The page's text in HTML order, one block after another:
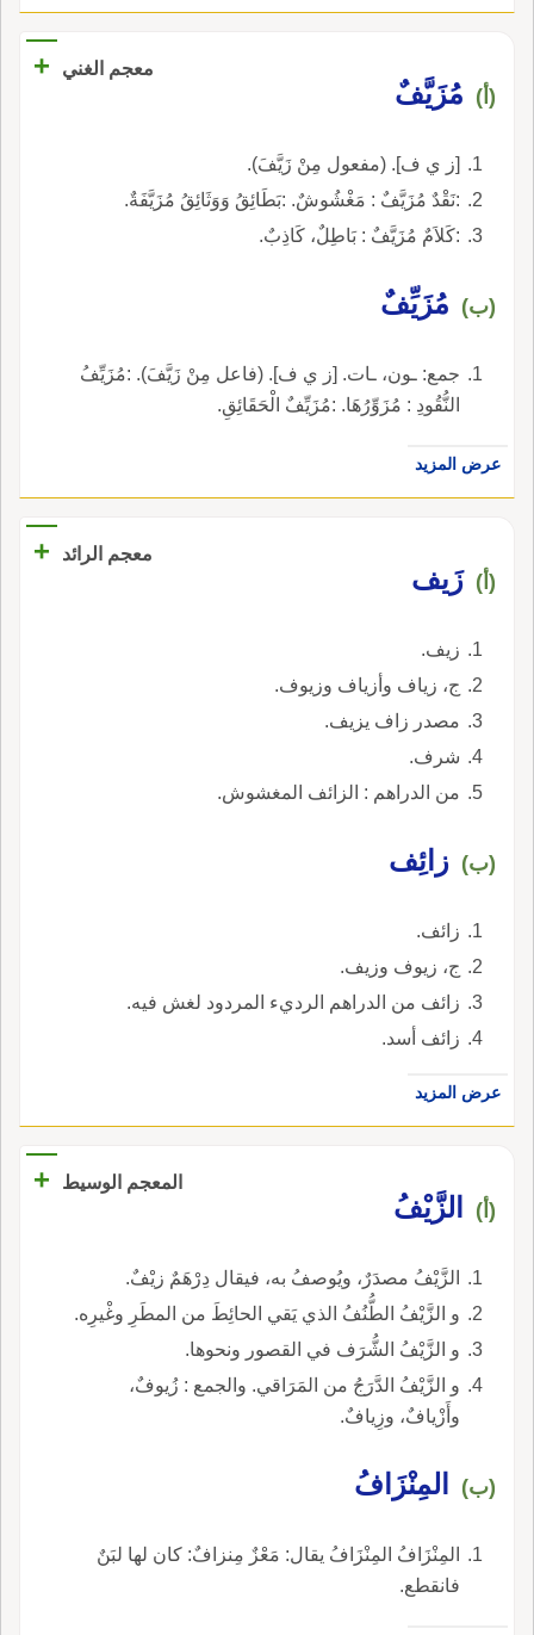
معجم الغني +
(أ) مُزَيَّفٌ
[ز ي ف]. (مفعول مِنْ زَيَّفَ).
:نَقْدٌ مُزَيَّفٌ : مَغْشُوشٌ. :بَطَائِقُ وَوَثَائِقُ مُزَيَّفَةٌ.
:كَلاَمٌ مُزَيَّفٌ : بَاطِلٌ، كَاذِبٌ.
(ب) مُزَيِّفٌ
جمع: ـون، ـات. [ز ي ف]. (فاعل مِنْ زَيَّفَ). :مُزَيِّفُ
النُّقُودِ : مُزَوِّرُهَا. :مُزَيِّفٌ الْحَقَائِقِ.
عرض المزيد
معجم الرائد +
(أ) زَيف
زيف.
ج، زياف وأزياف وزيوف.
مصدر زاف يزيف.
شرف.
من الدراهم : الزائف المغشوش.
(ب) زائِف
زائف.
ج، زيوف وزيف.
زائف من الدراهم الرديء المردود لغش فيه.
زائف أسد.
عرض المزيد
المعجم الوسيط +
(أ) الزَّيْفُ
الزَّيْفُ مصدَرٌ، ويُوصفُ به، فيقال دِرْهَمٌ زيْفٌ.
و الزَّيْفُ الطُّنُفُ الذي يَقي الحائِطَ من المطَرِ وغْيرِه.
و الزَّيْفُ الشُّرَف في القصور ونحوها.
و الزَّيْفُ الدَّرَجُ من المَرَاقي. والجمع : زُيوفٌ،
وأَزْيافٌ، وزِيافٌ.
(ب) المِنْزَافُ
المِنْزَافُ المِنْزَافُ يقال: مَعْزٌ مِنزافٌ: كان لها لبَنٌ
فانقطع.